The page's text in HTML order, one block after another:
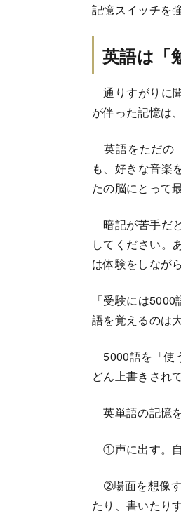
記憶スイッチを
英語は「
通りすがりに
が伴った記憶は
英語をただの
も、好きな音楽
たの脳にとって
暗記が苦手だ
してください。
は体験をしなが
「受験には
語を覚えるのは
5000語を「使
どん上書きされ
英単語の記憶
①声に出す。自
➁場面を想像
たり、書いたりす